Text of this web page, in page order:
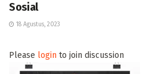
Sosial
18 Agustus, 2023
Please login to join discussion